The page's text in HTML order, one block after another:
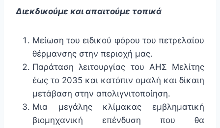
Διεκδικούμε και απαιτούμε τοπικά
Μείωση του ειδικού φόρου του πετρελαίου
θέρμανσης στην περιοχή μας.
Παράταση λειτουργίας του ΑΗΣ Μελίτης
έως το 2035 και κατόπιν ομαλή και δίκαιη
μετάβαση στην απολιγνιτοποίηση.
Μια μεγάλης κλίμακας εμβληματική
βιομηχανική επένδυση που θα